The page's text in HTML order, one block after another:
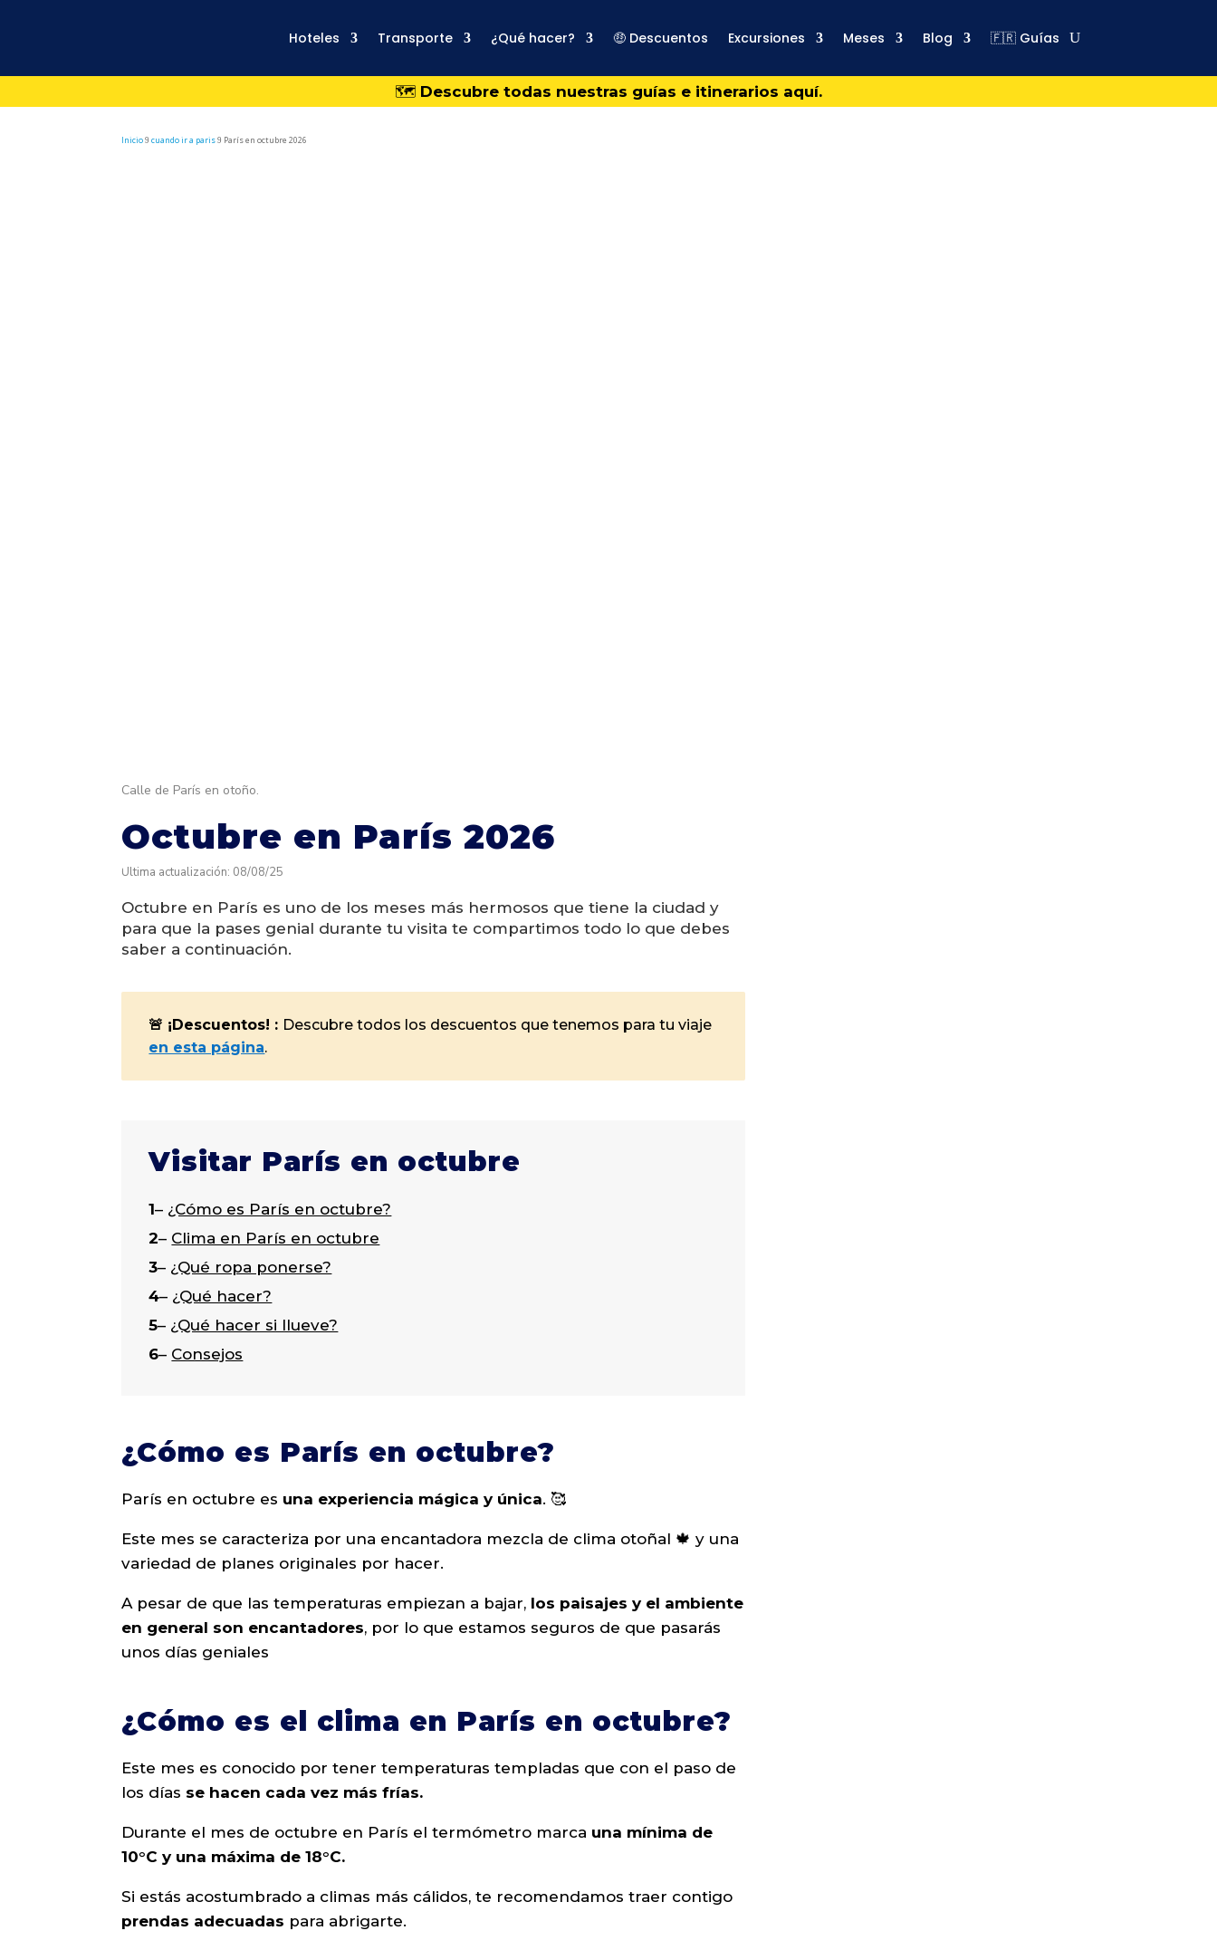
Hoteles Transporte ¿Qué hacer? 🤑 Descuentos Excursiones Meses Blog 🇫🇷 Guías
🗺️ Descubre todas nuestras guías e itinerarios aquí.
Inicio 9 cuando ir a paris 9 París en octubre 2026
Calle de París en otoño.
Octubre en París 2026
Última actualización: 08/08/25
Octubre en París es uno de los meses más hermosos que tiene la ciudad y
para que la pases genial durante tu visita te compartimos todo lo que debes
saber a continuación.
🚨 ¡Descuentos! : Descubre todos los descuentos que tenemos para tu viaje
en esta página.
Visitar París en octubre
1– ¿Cómo es París en octubre?
2– Clima en París en octubre
3– ¿Qué ropa ponerse?
4– ¿Qué hacer?
5– ¿Qué hacer si llueve?
6– Consejos
¿Cómo es París en octubre?
París en octubre es una experiencia mágica y única. 🥰
Este mes se caracteriza por una encantadora mezcla de clima otoñal 🍁 y una
variedad de planes originales por hacer.
A pesar de que las temperaturas empiezan a bajar, los paisajes y el ambiente
en general son encantadores, por lo que estamos seguros de que pasarás
unos días geniales
¿Cómo es el clima en París en octubre?
Este mes es conocido por tener temperaturas templadas que con el paso de
los días se hacen cada vez más frías.
Durante el mes de octubre en París el termómetro marca una mínima de
10°C y una máxima de 18°C.
Si estás acostumbrado a climas más cálidos, te recomendamos traer contigo
prendas adecuadas para abrigarte.